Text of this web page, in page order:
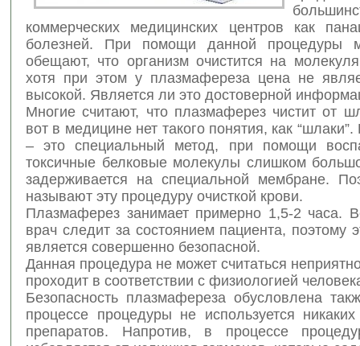
коммерческих медицинских центров как
болезней. При помощи данной процедуры
обещают, что организм очистится на
хотя при этом у плазмафереза цена не
высокой. Является ли это достоверной
Многие считают, что плазмаферез чистит от
вот в медицине нет такого понятия, как
– это специальный метод, при помощи
токсичные белковые молекулы слишком
задерживается на специальной мембране.
называют эту процедуру очисткой крови.
Плазмаферез занимает примерно 1,5-2 часа.
врач следит за состоянием пациента, поэтому
является совершенно безопасной.
Данная процедура не может считаться
проходит в соответствии с физиологией
Безопасность плазмафереза обусловлена
процессе процедуры не используется
препаратов. Напротив, в процессе